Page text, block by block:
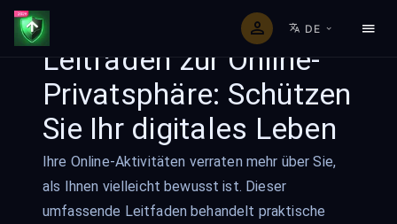
DE
Leitfaden zur Online-
Privatsphäre: Schützen
Sie Ihr digitales Leben
Ihre Online-Aktivitäten verraten mehr über Sie,
als Ihnen vielleicht bewusst ist. Dieser
umfassende Leitfaden behandelt praktische